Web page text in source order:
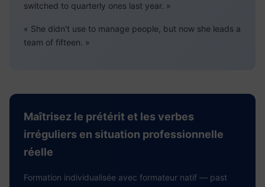
switched to quarterly ones last year. »
« She didn't use to manage people, but now she leads a
team of fifteen. »
Maîtrisez le prétérit et les verbes
irréguliers en situation professionnelle
réelle
Formation individualisée avec formateur natif — past